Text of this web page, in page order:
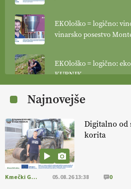
EKOloško = logično:
vinarsko posestvo
EKOloško = logično:
KURNIK
EKOloško = logično:
EKOloško = logično: VLOG
kmetijstvo brez
EKOloško = logično:
Najnovejše
Digitalno od
korita
Kmečki Glas 05.08.26 13:38 0